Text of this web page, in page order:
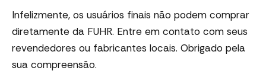
Infelizmente, os usuários finais não podem comprar
diretamente da FUHR. Entre em contato com seus
revendedores ou fabricantes locais. Obrigado pela
sua compreensão.